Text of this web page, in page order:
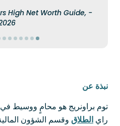
High Net Worth Guide,
نبذة عن
توم براونريج هو محامٍ ووسيط
راي الطلاق وقسم الشؤون